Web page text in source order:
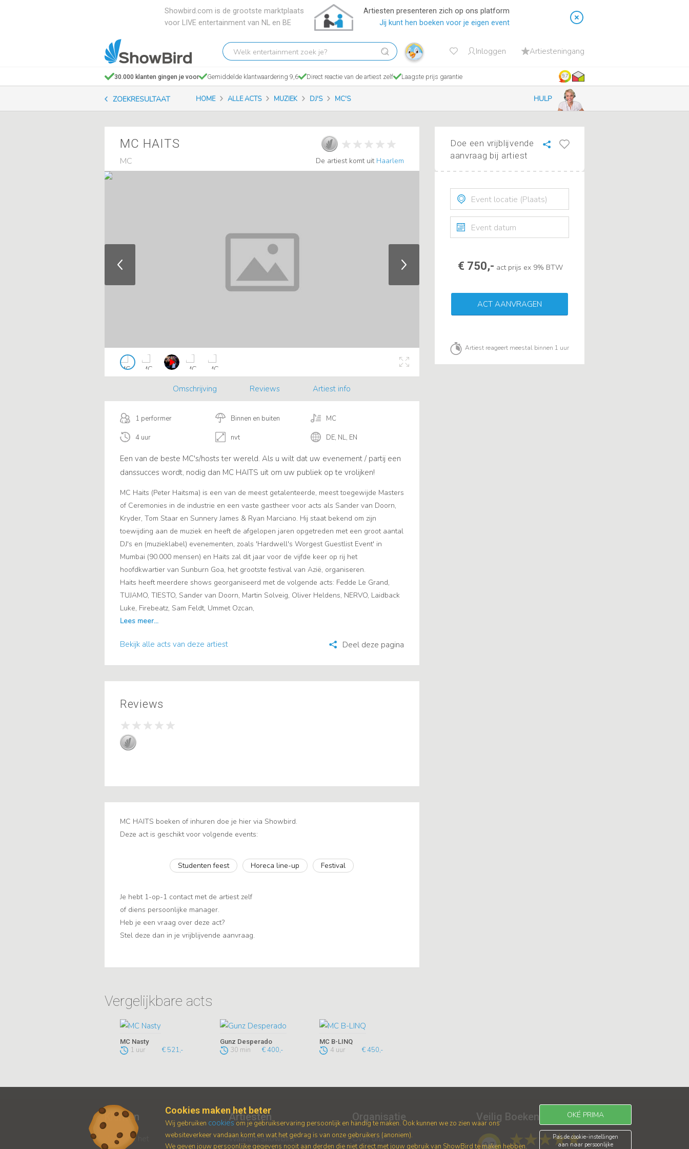
Showbird.com is de grootste marktplaats
voor LIVE entertainment van NL en BE
Artiesten presenteren zich op ons platform
Jij kunt hen boeken voor je eigen event
Welk
entertainment
zoek
je?
Inloggen Artiesteningang
30.000 klanten gingen je voor Gemiddelde klantwaardering 9,6 Direct reactie van de artiest zelf Laagste prijs garantie 9.7
ZOEKRESULTAAT HOME ALLE ACTS MUZIEK DJ'S MC'S HULP
MC HAITS
MC De artiest komt uit Haarlem
Omschrijving Reviews Artiest info
1 performer Binnen en buiten MC
4 uur nvt DE, NL, EN
Een van de beste MC's/hosts ter wereld. Als u wilt dat uw evenement / partij een
danssucces wordt, nodig dan MC HAITS uit om uw publiek op te vrolijken!
MC Haits (Peter Haitsma) is een van de meest getalenteerde, meest toegewijde Masters
of Ceremonies in de industrie en een vaste gastheer voor acts als Sander van Doorn,
Kryder, Tom Staar en Sunnery James & Ryan Marciano. Hij staat bekend om zijn
toewijding aan de muziek en heeft de afgelopen jaren opgetreden met een groot aantal
DJ's en (muzieklabel) evenementen, zoals 'Hardwell's Worgest Guestlist Event' in
Mumbai (90.000 mensen) en Haits zal dit jaar voor de vijfde keer op rij het
hoofdkwartier van Sunburn Goa, het grootste festival van Azië, organiseren.
Haits heeft meerdere shows georganiseerd met de volgende acts: Fedde Le Grand,
TUJAMO, TIESTO, Sander van Doorn, Martin Solveig, Oliver Heldens, NERVO, Laidback
Luke, Firebeatz, Sam Feldt, Ummet Ozcan,
Bekijk alle acts van deze artiest Deel deze pagina
Reviews
MC HAITS boeken of inhuren doe je hier via Showbird.
Deze act is geschikt voor volgende events:
Studenten feest Horeca line-up Festival
Je hebt 1-op-1 contact met de artiest zelf
of diens persoonlijke manager.
Heb je een vraag over deze act?
Stel deze dan in je vrijblijvende aanvraag.
Vergelijkbare acts
MC Nasty
1 uur € 521,-
Gunz Desperado
30 min € 400,-
MC B-LINQ
4 uur € 450,-
Doe een vrijblijvende
aanvraag bij artiest
€ 750,- act prijs ex 9% BTW
ACT AANVRAGEN
Artiest reageert meestal binnen 1 uur
Klanten
Zo werkt het
Artiesten
Waarom Showbird
Organisatie
Over ons
Veilig Boeken
9.7
Cookies maken het beter
Wij gebruiken cookiesom je gebruikservaring persoonlijk en handig te maken. Ook kunnen we zo zien waar ons
websiteverkeer vandaan komt en wat het gedrag is van onze gebruikers (anoniem).
We geven jouw persoonlijke gegevens nooit aan derden die niet direct met jouw gebruik van ShowBird te maken hebben.
OKÉ PRIMA
Pas de cookie-instellingen
aan naar persoonlijke